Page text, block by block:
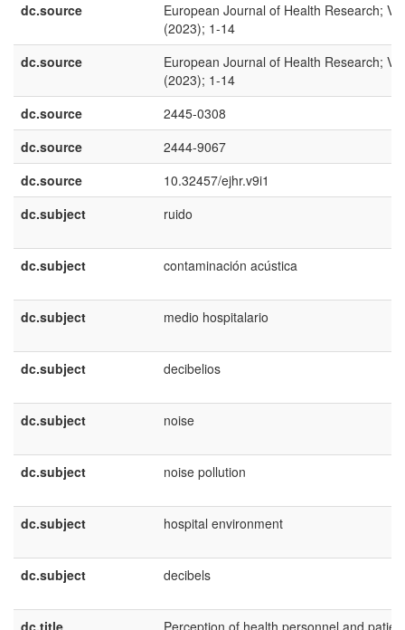
dc.source
European Journal of Health Research;
(2023); 1-14
dc.source
European Journal of Health Research;
(2023); 1-14
dc.source
2445-0308
dc.source
2444-9067
dc.source
10.32457/ejhr.v9i1
dc.subject
ruido
dc.subject contaminación acústica
dc.subject medio hospitalario
dc.subject decibelios
dc.subject noise
dc.subject noise pollution
dc.subject hospital environment
dc.subject decibels
dc.title
Perception of health personnel and